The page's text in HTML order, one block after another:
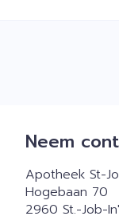
Neem
Apotheek St-
Hogebaan 70
2960 St.-Job-